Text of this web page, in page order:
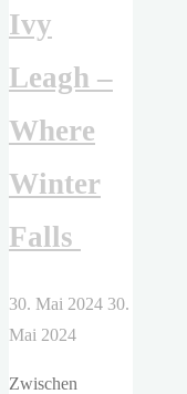
Ivy
Leagh –
Where
Winter
Falls
30. Mai 2024 30.
Mai 2024
Zwischen